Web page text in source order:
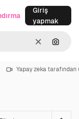
Temizlemek
Giriş
yapmak
Yapay zeka